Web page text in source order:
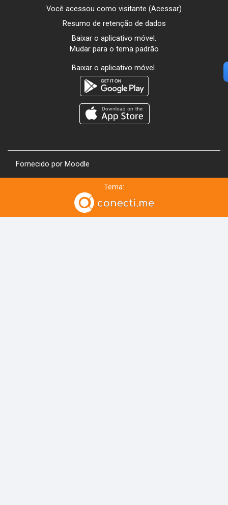
Você acessou como visitante (Acessar)
Resumo de retenção de dados
Baixar o aplicativo móvel.
Mudar para o tema padrão
Baixar o aplicativo móvel.
Fornecido por Moodle
Tema: